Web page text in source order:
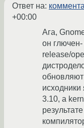
Ответ на:
+00:00
Ага,
он глючен-
release/
исходники
3.10, а